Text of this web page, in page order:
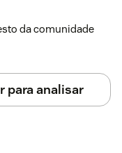
da comunidade
para analisar